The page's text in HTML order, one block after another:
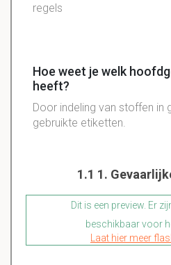
regels
Hoe weet je welk
heeft?
Door indeling van stoffen in
gebruikte etiketten.
1.1 1.
Dit is een preview. Er
beschikbaar voor
Laat hier meer